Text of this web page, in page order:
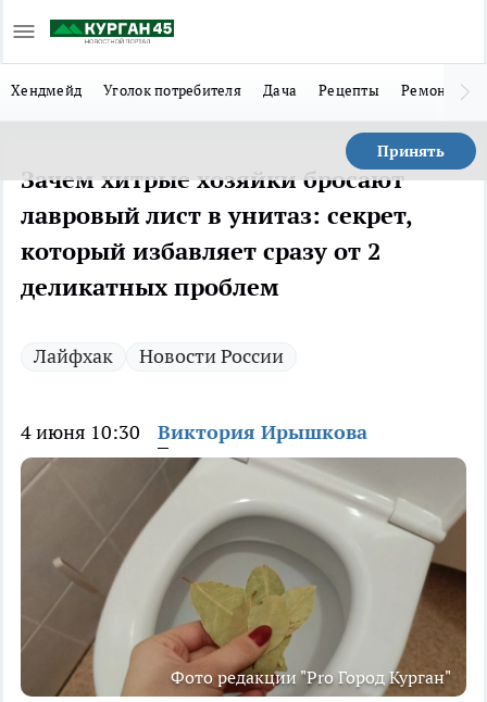
Хендмейд Уголок потребителя Дача Рецепты Ремонт
Принять
Зачем хитрые хозяйки бросают
лавровый лист в унитаз: секрет,
который избавляет сразу от 2
деликатных проблем
Лайфхак Новости России
4 июня 10:30 Виктория Ирышкова
Фото редакции "Pro Город Курган"